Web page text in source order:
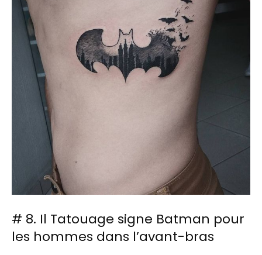
# 8. Il Tatouage signe Batman pour
les hommes dans l’avant-bras